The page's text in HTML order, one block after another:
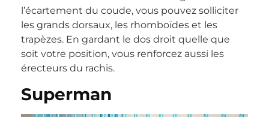
l’écartement du coude, vous pouvez solliciter
les grands dorsaux, les rhomboïdes et les
trapèzes. En gardant le dos droit quelle que
soit votre position, vous renforcez aussi les
érecteurs du rachis.
Superman